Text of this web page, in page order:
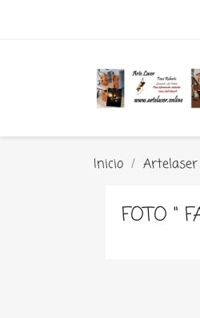
Inicio Artelaser
FOTO "